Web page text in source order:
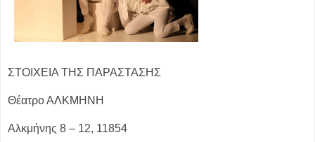
ΣΤΟΙΧΕΙΑ ΤΗΣ ΠΑΡΑΣΤΑΣΗΣ
Θέατρο ΑΛΚΜΗΝΗ
Αλκμήνης 8 – 12, 11854